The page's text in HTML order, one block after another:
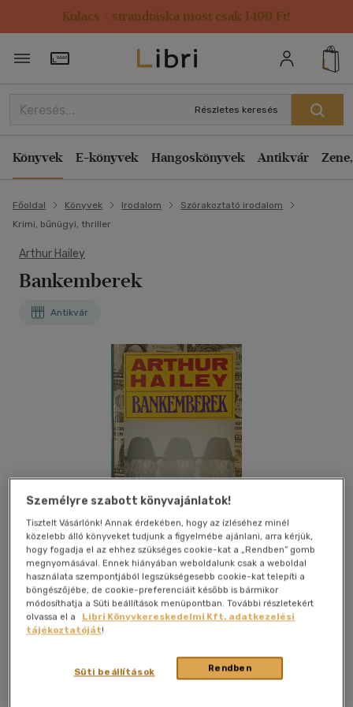
Kulacs / strandtáska most csak 1499 Ft!
Törzsvásárlói Kártya adatai
Részletes keresés
Könyvek E-könyvek Hangoskönyvek Antikvár
Főoldal Könyvek Irodalom
Szórakoztató irodalom
Krimi, bűnügyi, thriller
Arthur Hailey
Bankemberek
Antikvár
Kívánságlistához adom Megosztom
Magyar Könyvklub Zrt.|1994 magyar nyelvű
Személyre szabott könyvajánlatok!
Tisztelt Vásárlónk! Annak érdekében, hogy az ízléséhez minél
közelebb álló könyveket tudjunk a figyelmébe ajánlani, arra kérjük,
hogy fogadja el az ehhez szükséges cookie-kat a „Rendben” gomb
megnyomásával. Ennek hiányában weboldalunk csak a weboldal
használata szempontjából legszükségesebb cookie-kat telepíti a
böngészőjébe, de cookie-preferenciáit később is bármikor
módosíthatja a Süti beállítások menüpontban. További részletekért
olvassa el a
Libri Könyvkereskedelmi Kft. adatkezelési
tájékoztatóját!
Rendben
Süti beállítások